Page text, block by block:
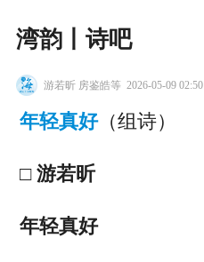
湾韵丨诗吧
游若昕 房鉴皓等 2026-05-09 02:50
年轻真好（组诗）
□ 游若昕
年轻真好